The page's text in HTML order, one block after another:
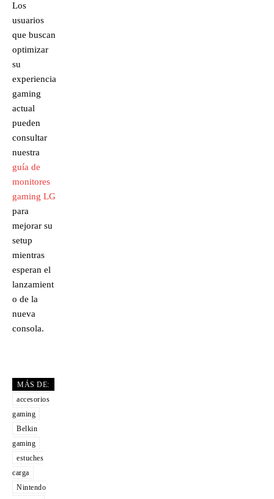
Los
usuarios
que buscan
optimizar
su
experiencia
gaming
actual
pueden
consultar
nuestra
guía de
monitores
gaming LG
para
mejorar su
setup
mientras
esperan el
lanzamient
o de la
nueva
consola.
MÁS DE:
accesorios
gaming
Belkin
gaming
estuches
carga
Nintendo